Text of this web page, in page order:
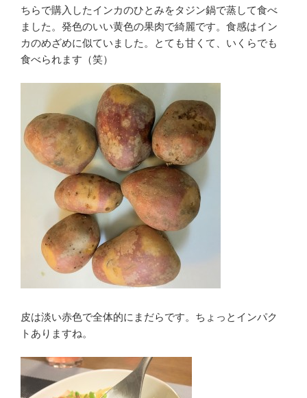
ちらで購入したインカのひとみをタジン鍋で蒸して食べ
ました。発色のいい黄色の果肉で綺麗です。食感はイン
カのめざめに似ていました。とても甘くて、いくらでも
食べられます（笑）
皮は淡い赤色で全体的にまだらです。ちょっとインパク
トありますね。